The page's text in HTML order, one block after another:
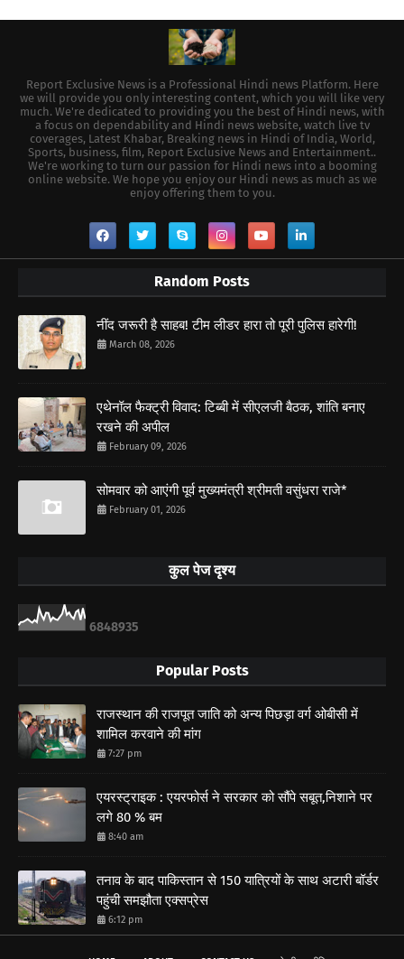
Report Exclusive News is a Professional Hindi news Platform. Here
we will provide you only interesting content, which you will like very
much. We're dedicated to providing you the best of Hindi news, with
a focus on dependability and Hindi news website, watch live tv
coverages, Latest Khabar, Breaking news in Hindi of India, World,
Sports, business, film, Report Exclusive News and Entertainment..
We're working to turn our passion for Hindi news into a booming
online website. We hope you enjoy our Hindi news as much as we
enjoy offering them to you.
Random Posts
नींद जरूरी है साहब! टीम लीडर हारा तो पूरी पुलिस हारेगी!
March 08, 2026
एथेनॉल फैक्ट्री विवाद: टिब्बी में सीएलजी बैठक, शांति बनाए
रखने की अपील
February 09, 2026
सोमवार को आएंगी पूर्व मुख्यमंत्री श्रीमती वसुंधरा राजे*
February 01, 2026
कुल पेज दृश्य
6848935
Popular Posts
राजस्थान की राजपूत जाति को अन्य पिछड़ा वर्ग ओबीसी में
शामिल करवाने की मांग
7:27 pm
एयरस्ट्राइक : एयरफोर्स ने सरकार को सौंपे सबूत,निशाने पर
लगे 80 % बम
8:40 am
तनाव के बाद पाकिस्तान से 150 यात्रियों के साथ अटारी बॉर्डर
पहुंची समझौता एक्सप्रेस
6:12 pm